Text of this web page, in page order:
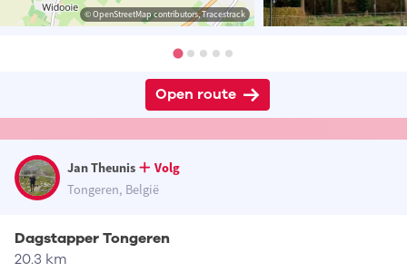
© OpenStreetMap contributors, Tracestrack
Open route
Jan Theunis
Volg
Tongeren, België
Dagstapper Tongeren
20.3 km